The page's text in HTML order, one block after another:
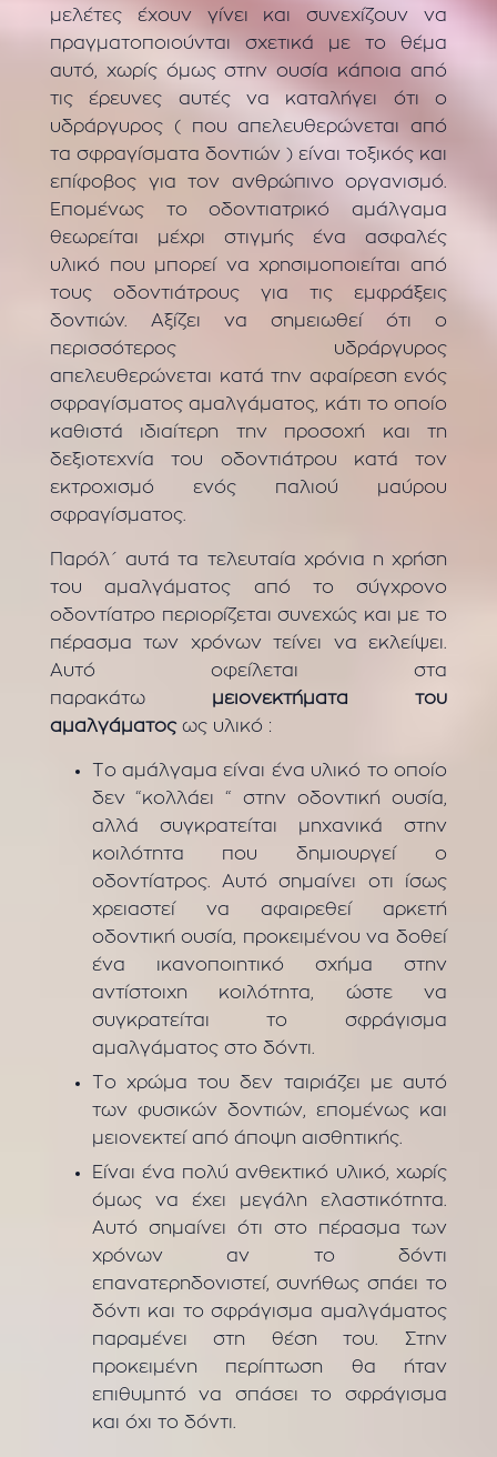
μελέτες έχουν γίνει και συνεχίζουν να
πραγματοποιούνται σχετικά με το θέμα
αυτό, χωρίς όμως στην ουσία κάποια από
τις έρευνες αυτές να καταλήγει ότι ο
υδράργυρος ( που απελευθερώνεται από
τα σφραγίσματα δοντιών ) είναι τοξικός και
επίφοβος για τον ανθρώπινο οργανισμό.
Επομένως το οδοντιατρικό αμάλγαμα
θεωρείται μέχρι στιγμής ένα ασφαλές
υλικό που μπορεί να χρησιμοποιείται από
τους οδοντιάτρους για τις εμφράξεις
δοντιών. Αξίζει να σημειωθεί ότι ο
περισσότερος υδράργυρος
απελευθερώνεται κατά την αφαίρεση ενός
σφραγίσματος αμαλγάματος, κάτι το οποίο
καθιστά ιδιαίτερη την προσοχή και τη
δεξιοτεχνία του οδοντιάτρου κατά τον
εκτροχισμό ενός παλιού μαύρου
σφραγίσματος.
Παρόλ΄ αυτά τα τελευταία χρόνια η χρήση
του αμαλγάματος από το σύγχρονο
οδοντίατρο περιορίζεται συνεχώς και με το
πέρασμα των χρόνων τείνει να εκλείψει.
Αυτό οφείλεται στα
παρακάτω μειονεκτήματα του
αμαλγάματοςως υλικό :
Το αμάλγαμα είναι ένα υλικό το οποίο
δεν “κολλάει “ στην οδοντική ουσία,
αλλά συγκρατείται μηχανικά στην
κοιλότητα που δημιουργεί ο
οδοντίατρος. Αυτό σημαίνει οτι ίσως
χρειαστεί να αφαιρεθεί αρκετή
οδοντική ουσία, προκειμένου να δοθεί
ένα ικανοποιητικό σχήμα στην
αντίστοιχη κοιλότητα, ώστε να
συγκρατείται το σφράγισμα
αμαλγάματος στο δόντι.
Το χρώμα του δεν ταιριάζει με αυτό
των φυσικών δοντιών, επομένως και
μειονεκτεί από άποψη αισθητικής.
Είναι ένα πολύ ανθεκτικό υλικό, χωρίς
όμως να έχει μεγάλη ελαστικότητα.
Αυτό σημαίνει ότι στο πέρασμα των
χρόνων αν το δόντι
επανατερηδονιστεί, συνήθως σπάει το
δόντι και το σφράγισμα αμαλγάματος
παραμένει στη θέση του. Στην
προκειμένη περίπτωση θα ήταν
επιθυμητό να σπάσει το σφράγισμα
και όχι το δόντι.